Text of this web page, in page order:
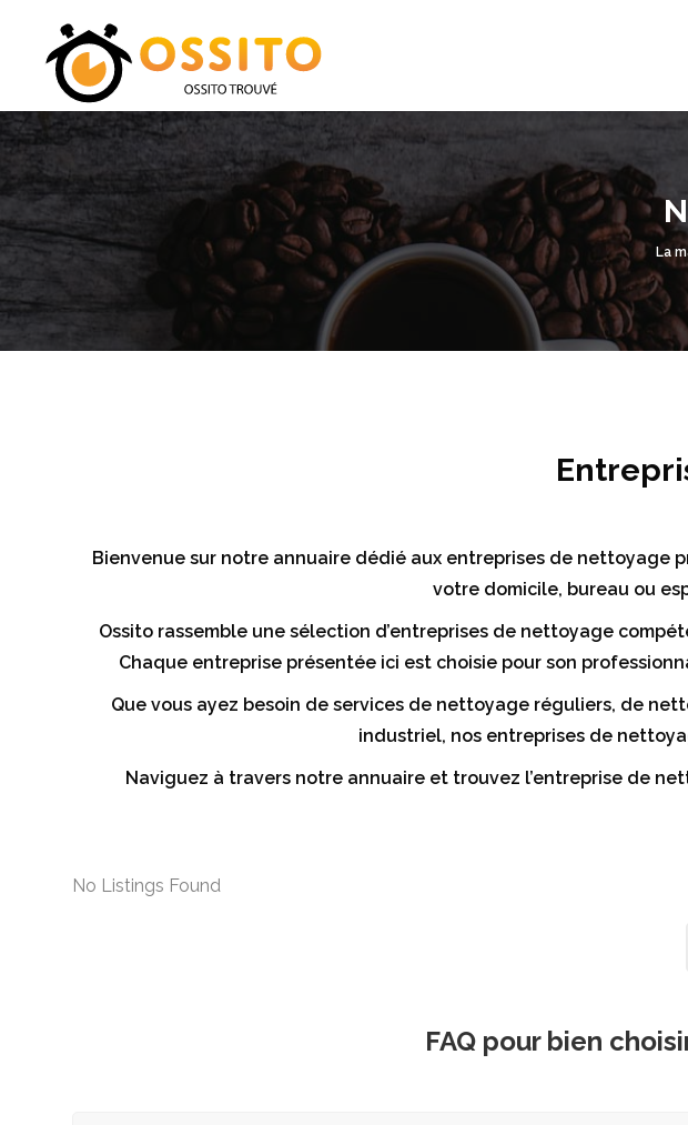
La
Bienvenue sur notre annuaire dédié aux entreprises de nettoyage
votre domicile, bureau ou
Ossito rassemble une sélection d’entreprises de nettoyage
Chaque entreprise présentée ici est choisie pour son
Que vous ayez besoin de services de nettoyage réguliers, de
industriel, nos entreprises de
Naviguez à travers notre annuaire et trouvez l’entreprise de
No Listings Found
FAQ pour bien